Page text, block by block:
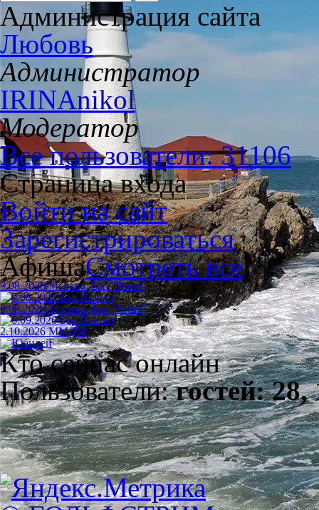
Администрация сайта
Любовь
Администратор
IRINAnikol
Модератор
Все пользователи: 31106
Страница входа
Войти на сайт
Зарегистрироваться
АфишаСмотреть все
9.08.2026 Москва, Бар "Petter"
6.09.2026 Москва, Бар "Petter"
2.10.2026 ММДМ
Кто сейчас онлайн
Пользователи:гостей: 28,